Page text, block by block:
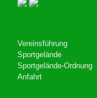
Vereinsführung
Sportgelände
Sportgelände-Ordnung
Anfahrt